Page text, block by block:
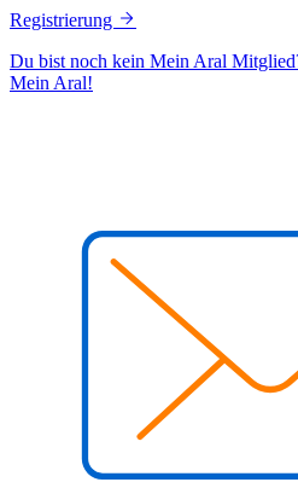
Registrierung
Du bist noch kein Mein Aral
Mein Aral!